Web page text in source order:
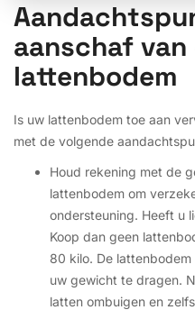
aanschaf van
lattenbodem
Is uw lattenbodem toe aan
met de volgende
Houd rekening met de
lattenbodem om
ondersteuning. Heeft u
Koop dan geen
80 kilo. De
uw gewicht te dragen.
latten ombuigen en